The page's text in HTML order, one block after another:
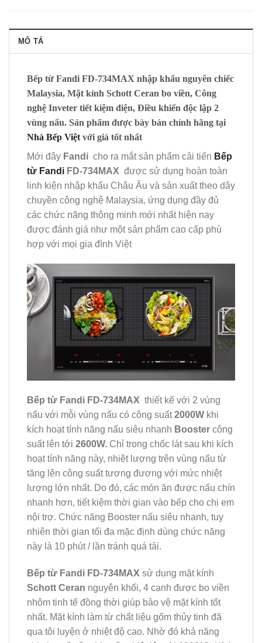
MÔ TẢ
Bếp từ Fandi FD-734MAX nhập khẩu nguyên chiếc
Malaysia, Mặt kính Schott Ceran bo viền, Công
nghệ Inveter tiết kiệm điện, Điều khiển độc lập 2
vùng nấu. Sản phẩm được bày bán chính hãng tại
Nhà Bếp Việt với giá tốt nhất
Mới đây Fandi cho ra mắt sản phẩm cải tiến Bếp
từ Fandi FD-734MAX được sử dụng hoàn toàn
linh kiện nhập khẩu Châu Âu và sản xuất theo dây
chuyền công nghệ Malaysia, ứng dụng đầy đủ
các chức năng thông minh mới nhất hiện nay
được đánh giá như một sản phẩm cao cấp phù
hợp với mọi gia đình Việt
Bếp từ Fandi FD-734MAX thiết kế với 2 vùng
nấu với mỗi vùng nấu có công suất2000W khi
kích hoạt tính năng nấu siêu nhanh Booster công
suất lên tới 2600W. Chỉ trong chốc lát sau khi kích
hoạt tính năng này, nhiệt lượng trên vùng nấu từ
tăng lên công suất tương đương với mức nhiệt
lượng lớn nhất. Do đó, các món ăn được nấu chín
nhanh hơn, tiết kiệm thời gian vào bếp cho chị em
nội trợ. Chức năng Booster nấu siêu nhanh, tuy
nhiên thời gian tối đa mặc định dùng chức năng
này là 10 phút / lần tránh quá tải.
Bếp từ Fandi FD-734MAX sử dụng mặt kính
Schott Ceran nguyên khối, 4 cạnh được bo viền
nhôm tinh tế đồng thời giúp bảo vệ mặt kính tốt
nhất. Mặt kính làm từ chất liệu gốm thủy tinh đã
qua tôi luyện ở nhiệt độ cao. Nhờ đó khả năng